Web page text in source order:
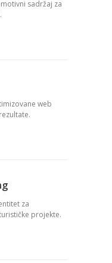
sadržaj za
web
za
projekte.